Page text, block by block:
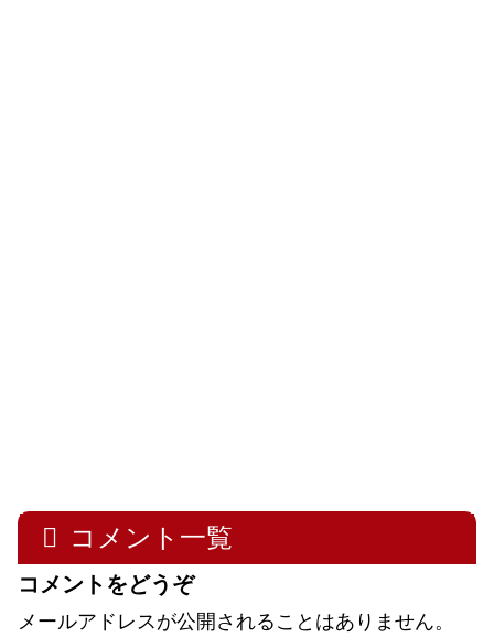
コメント一覧
コメントをどうぞ
メールアドレスが公開されることはありません。